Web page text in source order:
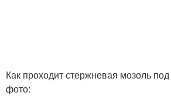
Как проходит стержневая мозоль
фото: